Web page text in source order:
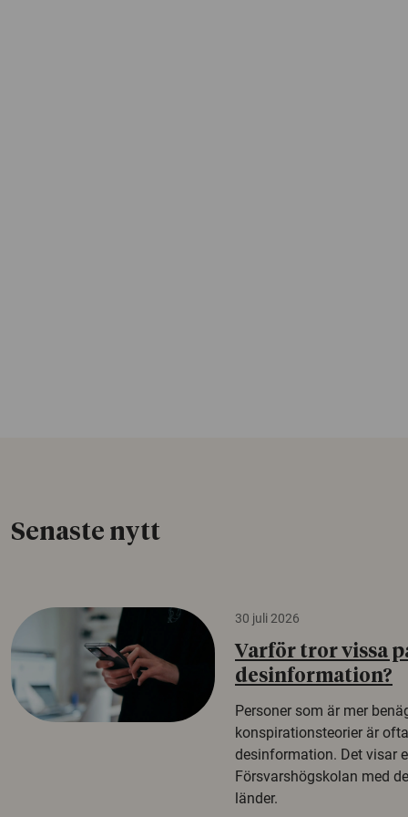
Senaste nytt
30 juli 2026
Varför tror vissa
desinformation?
Personer som är mer
konspirationsteorier är
desinformation. Det visar
Försvarshögskolan med
länder.